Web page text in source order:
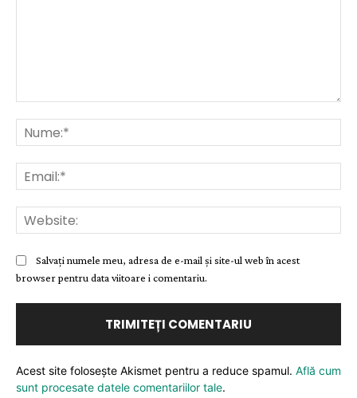
Salvați numele meu, adresa de e-mail și site-ul web în acest
browser pentru data viitoare i comentariu.
Acest site folosește Akismet pentru a reduce spamul. Află cum
sunt procesate datele comentariilor tale.